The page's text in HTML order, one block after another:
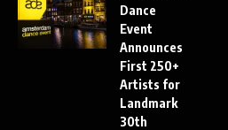
Dance
Event
Announces
First 250+
Artists for
Landmark
30th